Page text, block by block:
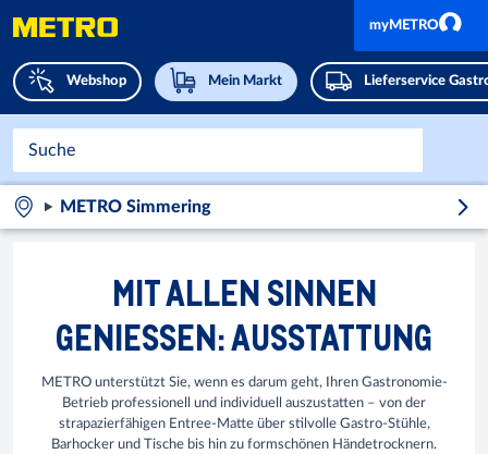
Webshop Mein Markt Lieferservice
myMETRO
METRO Simmering
MIT ALLEN SINNEN
GENIESSEN: AUSSTATTUNG
METRO unterstützt Sie, wenn es darum geht, Ihren Gastronomie-
Betrieb professionell und individuell auszustatten – von der
strapazierfähigen Entree-Matte über stilvolle Gastro-Stühle,
Barhocker und Tische bis hin zu formschönen Händetrocknern.